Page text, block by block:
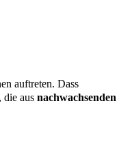
auftreten. Dass
die aus nachwachsenden